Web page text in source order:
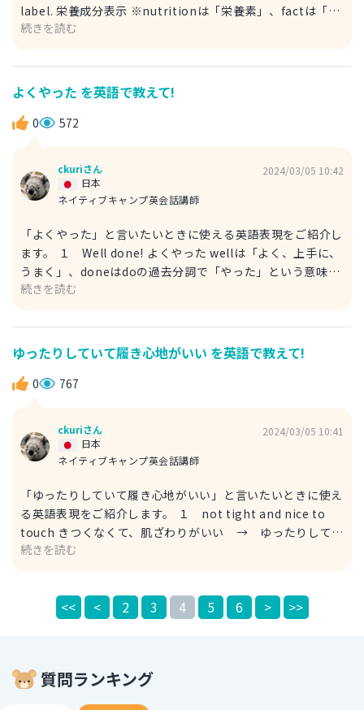
※hand inは「提出する」です。
label. 栄養成分表示 ※nutritionは「栄養素」、factは「事
実」、labelは「ラベル、表示」という意味です。 例文 I
what is contained in this product? 栄養成分表示を見た
いです。この商品に何が含まれているか教えてください。
※could you tell meは「～を教えてください」、contain
は「含む」、productは「商品、製品」です。 ２ Where
know what is contained. 栄養成分表示は、どこで見れま
すか？何が含まれているか、知りたいのです。 →栄養成分
ご参考までに、栄養成分表示でよく見かける英語表現をいく
つかご紹介します。 Serving Size「1食あたり標準分量」
Serving Per Container「全体量」 Calories「熱量（カロ
リー）」 Total fat「総脂質」 Saturated fat「飽和脂肪
ム」 Total carbohydrate「全炭水化物」 Dietary
Fiber「食物繊維」 Sugar「糖」 Protein「タンパク質」
続きを読む
よくやった を英語で教えて!
0 572
ckuriさん
ネイティブキャンプ英会話講師
日本
2024/03/05 10:42
「よくやった」と言いたいときに使える英語表現をご紹介し
ます。 １ Well done! よくやった wellは「よく、上手に、
うまく」、doneはdoの過去分詞で「やった」という意味に
なります。 例文 Well done! Our boss was really
君たちのプレゼンテンショーンに本当に関心してたよ！ be
impressed withは「～に関心する、感銘を受ける」という
Good job on the test! テスト、よくやったな！ You did a
ました → よくやった 例文 You did it! You passed the
competitive entrance exam! よくやった！競争率の高い
難関の」、entrance examは「入学試験」です。 ちなみ
に、自分が何かを成し遂げて「やったよ！」「やったぜ！」
と言いたいときには、「I did it!」と言います。 例文 I did
it! I beat a higher-ranked opponent! やった！格上の相
続きを読む
ゆったりしていて履き心地がいい を英語で教えて!
0 767
ckuriさん
ネイティブキャンプ英会話講師
日本
2024/03/05 10:41
「ゆったりしていて履き心地がいい」と言いたいときに使え
る英語表現をご紹介します。 １ not tight and nice to
touch きつくなくて、肌ざわりがいい → ゆったりしてい
て履き心地がいい ※tightは「きつい」、nice to touchは
スパンツは、ゆったりしていて履き心地がいいですよ。 ち
ます。 ２ roomy and comfortable ゆったりしていて履
き心地がいい ※roomyは「ゆったりしている」、
続きを読む
<< < 2 3 4 5 6 > >>
質問ランキング